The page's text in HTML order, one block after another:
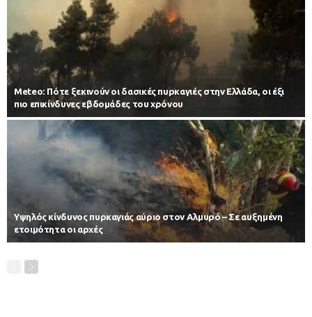
Meteo: Πότε ξεκινούν οι δασικές πυρκαγιές στην Ελλάδα, οι έξι
πιο επικίνδυνες εβδομάδες του χρόνου
Υψηλός κίνδυνος πυρκαγιάς αύριο στον Αλμυρό – Σε αυξημένη
ετοιμότητα οι αρχές